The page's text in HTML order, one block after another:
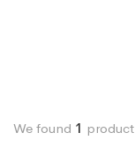
We found 1